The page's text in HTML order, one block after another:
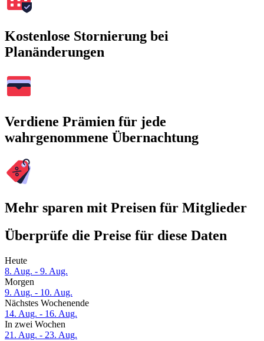
Kostenlose Stornierung bei
Planänderungen
Verdiene Prämien für jede
wahrgenommene Übernachtung
Mehr sparen mit Preisen für Mitglieder
Überprüfe die Preise für diese Daten
Heute
8. Aug. - 9. Aug.
Morgen
9. Aug. - 10. Aug.
Nächstes Wochenende
14. Aug. - 16. Aug.
In zwei Wochen
21. Aug. - 23. Aug.